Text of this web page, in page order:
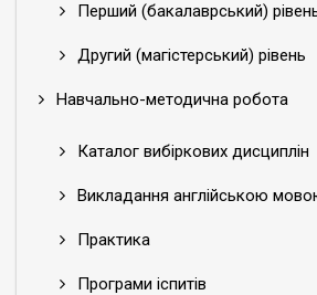
Перший (бакалаврський)
Другий (магістерський) рівень
Навчально-методична робота
Каталог вибіркових дисциплін
Викладання англійською
Практика
Програми іспитів